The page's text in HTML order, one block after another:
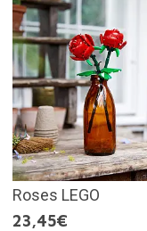
Roses LEGO
23,45€